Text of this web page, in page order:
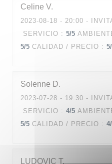
Celine V
2023-08-18 - 20:00 -
SERVICIO : 5/5
5/5 CALIDAD / PRECIO : 5
Solenne D
2023-07-28 - 19:30 -
SERVICIO : 4/5
5/5 CALIDAD / PRECIO : 4
LUDOVIC T